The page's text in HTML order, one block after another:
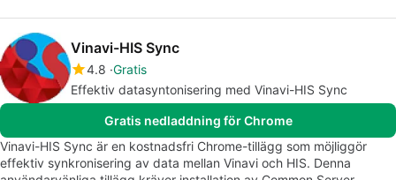
Vinavi-HIS Sync
4.8 Gratis
Effektiv datasyntonisering med Vinavi-HIS Sync
Gratis nedladdning för Chrome
Vinavi-HIS Sync är en kostnadsfri Chrome-tillägg som möjliggör
effektiv synkronisering av data mellan Vinavi och HIS. Denna